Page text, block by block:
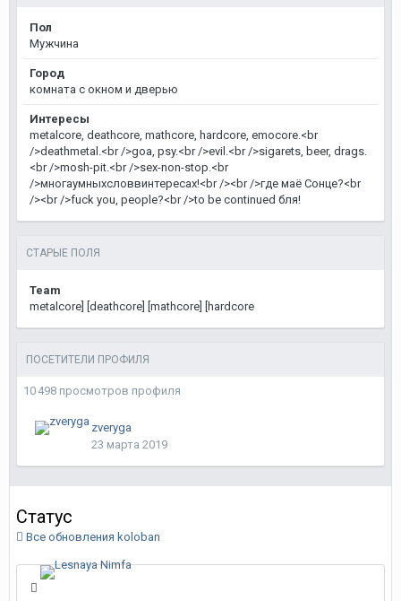
Пол
Мужчина
Город
комната с окном и дверью
Интересы
metalcore, deathcore, mathcore, hardcore, emocore.<br
/>deathmetal.<br />goa, psy.<br />evil.<br />sigarets, beer, drags.
<br />mosh-pit.<br />sex-non-stop.<br
/>многаумныхсловвинтересах!<br /><br />где маё Сонце?<br
/><br />fuck you, people?<br />to be continued бля!
СТАРЫЕ ПОЛЯ
Team
metalcore] [deathcore] [mathcore] [hardcore
ПОСЕТИТЕЛИ ПРОФИЛЯ
10 498 просмотров профиля
zveryga
23 марта 2019
Статус
Все обновления koloban